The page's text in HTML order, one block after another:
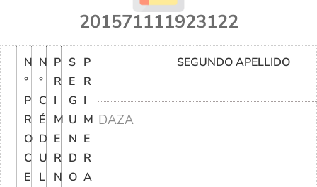
201571111923122
N
°
P
R
O
C
E
N
°
C
É
D
U
L
P
R
I
M
E
R
N
S
E
G
U
N
D
O
P
R
I
M
E
R
A
SEGUNDO APELLIDO
DAZA